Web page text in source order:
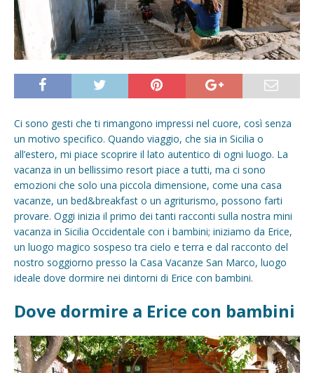
Ci sono gesti che ti rimangono impressi nel cuore, così senza
un motivo specifico. Quando viaggio, che sia in Sicilia o
all’estero, mi piace scoprire il lato autentico di ogni luogo. La
vacanza in un bellissimo resort piace a tutti, ma ci sono
emozioni che solo una piccola dimensione, come una casa
vacanze, un bed&breakfast o un agriturismo, possono farti
provare. Oggi inizia il primo dei tanti racconti sulla nostra mini
vacanza in Sicilia Occidentale con i bambini; iniziamo da Erice,
un luogo magico sospeso tra cielo e terra e dal racconto del
nostro soggiorno presso la Casa Vacanze San Marco, luogo
ideale dove dormire nei dintorni di Erice con bambini.
Dove dormire a Erice con bambini